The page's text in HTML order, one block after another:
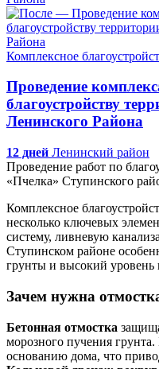
Комплексное
Проведение
благоустройству
Ленинского Района
12 дней Ленинский район
Проведение работ по
«Пчелка» Ступинского
Комплексное
несколько ключевых
систему, ливневую
Ступинском районе
грунты и высокий уровень
Зачем нужна
Бетонная отмостка
морозного пучения
основанию дома, что